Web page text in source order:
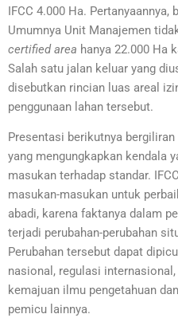
IFCC 4.000 Ha. Pertanyaannya,
Umumnya Unit Manajemen
certified area hanya 22.000 Ha
Salah satu jalan keluar yang
disebutkan rincian luas areal
penggunaan lahan tersebut.
Presentasi berikutnya
yang mengungkapkan kendala
masukan terhadap standar.
masukan-masukan untuk
abadi, karena faktanya dalam
terjadi perubahan-perubahan
Perubahan tersebut dapat
nasional, regulasi
kemajuan ilmu pengetahuan
pemicu lainnya.